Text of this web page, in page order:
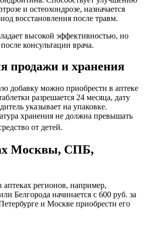
и остеохондрозе, назначается
восстановления после травм.
высокой эффективностью, но
консультации врача.
продажи и хранения
добавку можно приобрести в аптеке
разрешается 24 месяца, дату
указывает на упаковке.
хранения не должна превышать
от детей.
Москвы, СПБ,
аптеках регионов, например,
Белгорода начинается с 600 руб. за
и Москве приобрести его